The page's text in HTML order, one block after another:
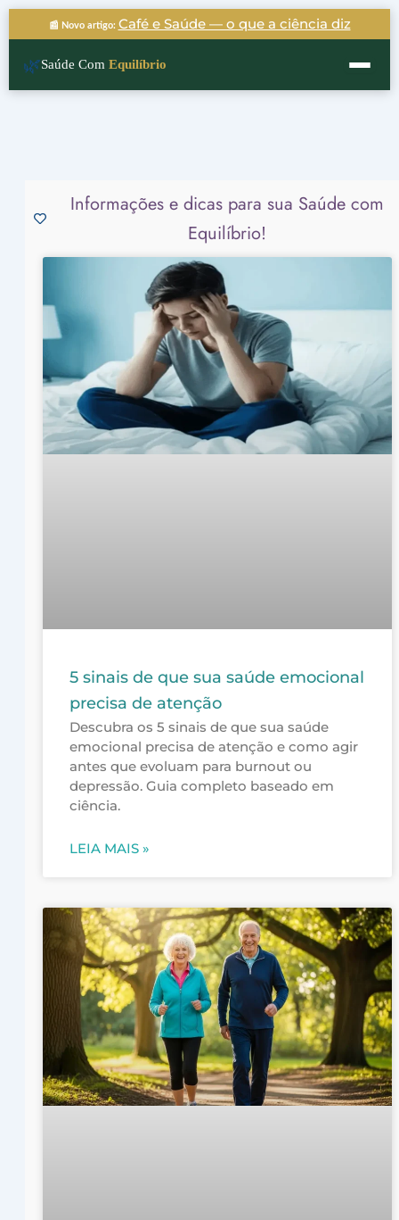
conteúdo
📰 Novo artigo: Café e Saúde — o que a ciência diz
🌿Saúde Com Equilíbrio
Informações e dicas para sua Saúde com
Equilíbrio!
5 sinais de que sua saúde emocional
precisa de atenção
Descubra os 5 sinais de que sua saúde
emocional precisa de atenção e como agir
antes que evoluam para burnout ou
depressão. Guia completo baseado em
ciência.
LEIA MAIS »
PagePagePage